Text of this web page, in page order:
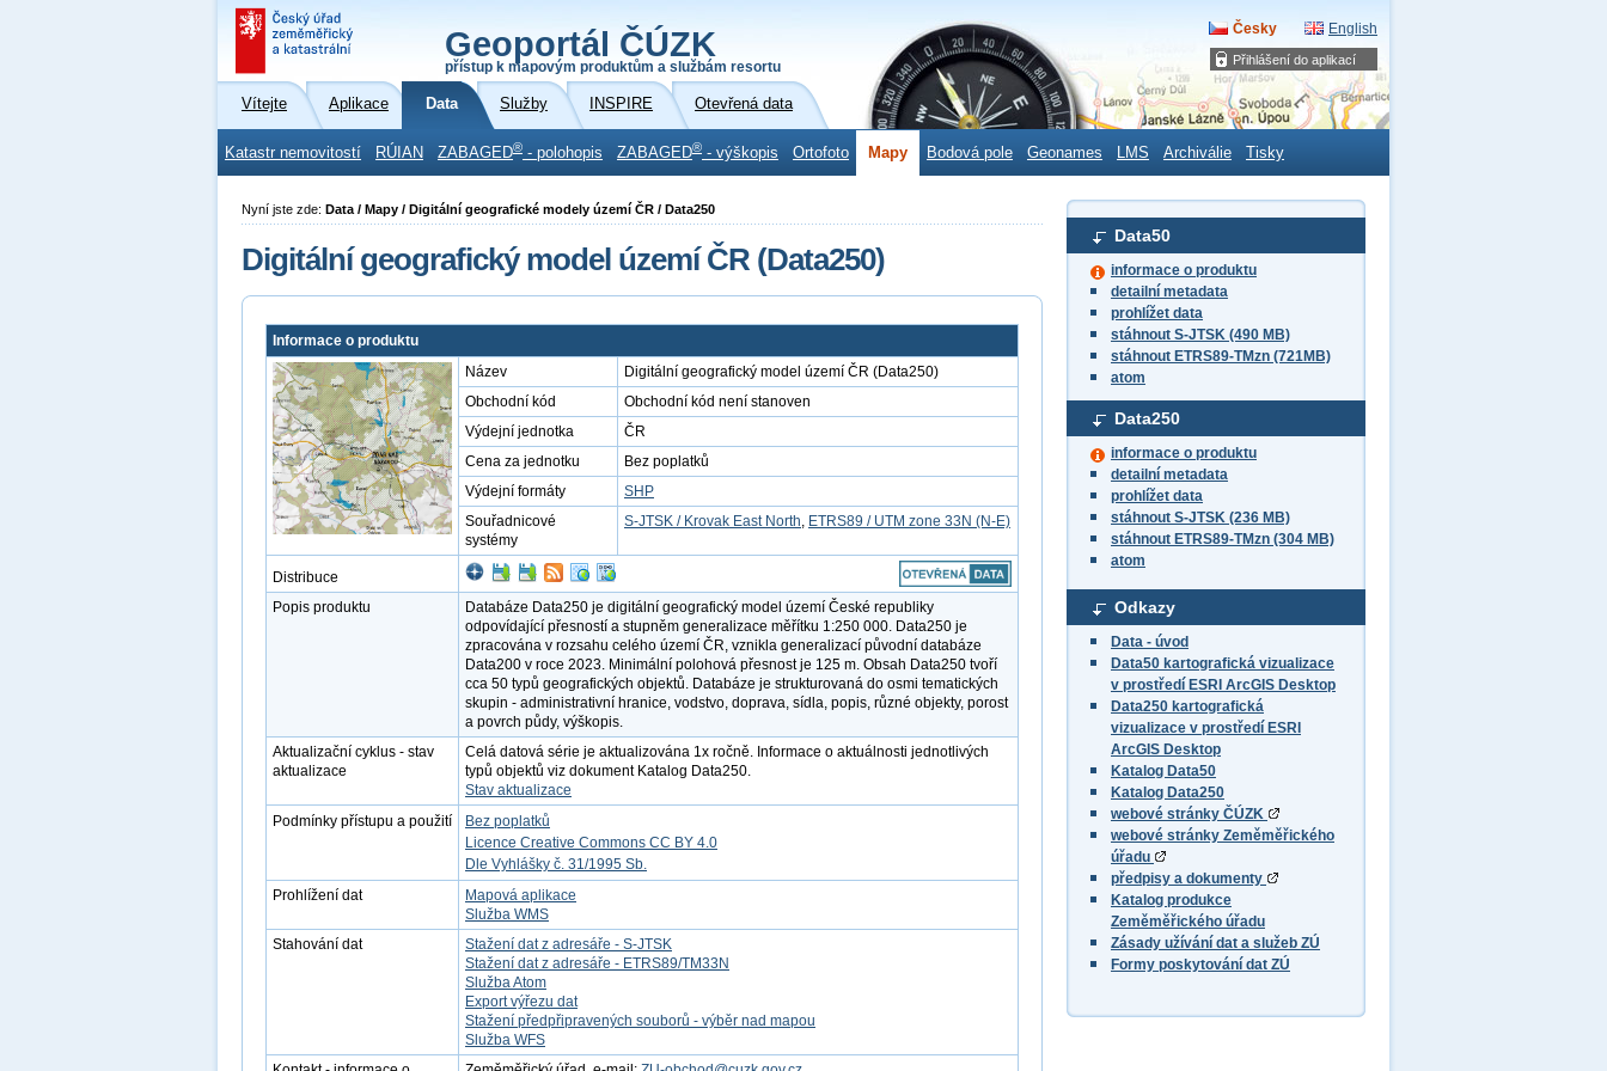
Přihlášení do aplikací
Geoportál ČÚZK
přístup k mapovým produktům a službám resortu
Česky English
Vítejte Aplikace Data Služby INSPIRE Otevřená data
Katastr nemovitostí RÚIAN ZABAGED® - polohopis ZABAGED® - výškopis Ortofoto Mapy Bodová pole Geonames LMS Archiválie Tisky
Data50
informace o produktu
detailní metadata
prohlížet data
stáhnout S-JTSK (490 MB)
stáhnout ETRS89-TMzn (721MB)
atom
Data250
informace o produktu
detailní metadata
prohlížet data
stáhnout S-JTSK (236 MB)
stáhnout ETRS89-TMzn (304 MB)
atom
Odkazy
Data - úvod
Data50 kartografická vizualizace
v prostředí ESRI ArcGIS Desktop
Data250 kartografická
vizualizace v prostředí ESRI
ArcGIS Desktop
Katalog Data50
Katalog Data250
webové stránky ČÚZK
webové stránky Zeměměřického
úřadu
předpisy a dokumenty
Katalog produkce
Zeměměřického úřadu
Zásady užívání dat a služeb ZÚ
Formy poskytování dat ZÚ
Nyní jste zde: Data / Mapy / Digitální geografické modely území ČR / Data250
Digitální geografický model území ČR (Data250)
Informace o produktu
Název
Digitální geografický model území ČR (Data250)
Obchodní kód
Obchodní kód není stanoven
Výdejní jednotka
ČR
Cena za jednotku
Bez poplatků
Výdejní formáty
SHP
Souřadnicové
systémy
S-JTSK / Krovak East North, ETRS89 / UTM zone 33N (N-E)
Distribuce
Popis produktu
Databáze Data250 je digitální geografický model území České republiky
odpovídající přesností a stupněm generalizace měřítku 1:250 000. Data250 je
zpracována v rozsahu celého území ČR, vznikla generalizací původní databáze
Data200 v roce 2023. Minimální polohová přesnost je 125 m. Obsah Data250 tvoří
cca 50 typů geografických objektů. Databáze je strukturovaná do osmi tematických
skupin - administrativní hranice, vodstvo, doprava, sídla, popis, různé objekty, porost
a povrch půdy, výškopis.
Aktualizační cyklus - stav
aktualizace
Celá datová série je aktualizována 1x ročně. Informace o aktuálnosti jednotlivých
typů objektů viz dokument Katalog Data250.
Stav aktualizace
Podmínky přístupu a použití
Bez poplatků
Licence Creative Commons CC BY 4.0
Dle Vyhlášky č. 31/1995 Sb.
Prohlížení dat
Mapová aplikace
Služba WMS
Stahování dat
Stažení dat z adresáře - S-JTSK
Stažení dat z adresáře - ETRS89/TM33N
Služba Atom
Export výřezu dat
Stažení předpřipravených souborů - výběr nad mapou
Služba WFS